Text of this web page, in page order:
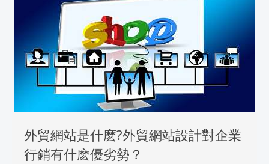
外貿網站是什麽?外貿網站設計對企業
行銷有什麽優劣勢？